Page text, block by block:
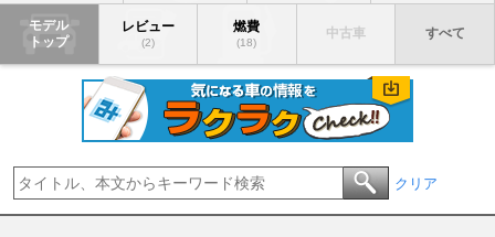
モデル
トップ
レビュー
(2)
燃費
(18)
中古車 すべて
クリア